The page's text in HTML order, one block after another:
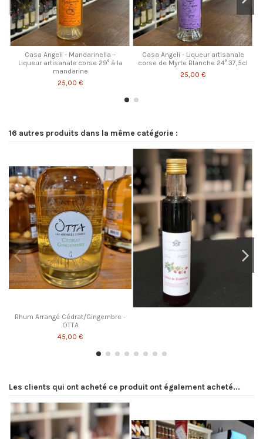
Casa Angeli - Mandarinella –
Liqueur artisanale corse 29° à la
mandarine
25,00 €
Casa Angeli - Liqueur artisanale
corse de Myrte Blanche 24° 37,5cl
25,00 €
16 autres produits dans la même catégorie :
Rhum Arrangé Cédrat/Gingembre -
OTTA
45,00 €
Les clients qui ont acheté ce produit ont également acheté...